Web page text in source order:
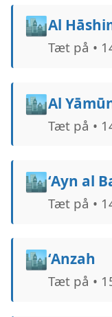
🏙️Al
Tæt på •
🏙️Al
Tæt på •
🏙️‘Ayn al
Tæt på •
🏙️‘Anzah
Tæt på •